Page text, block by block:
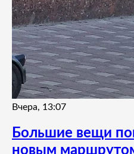
Вчера, 13:07
Большие вещи
новым